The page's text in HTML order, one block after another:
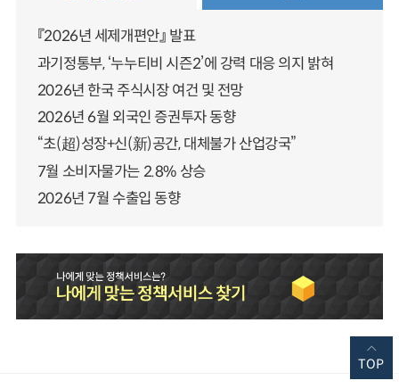
『2026년 세제개편안』 발표
과기정통부, ‘누누티비 시즌2’에 강력 대응 의지 밝혀
2026년 한국 주식시장 여건 및 전망
2026년 6월 외국인 증권투자 동향
“초(超)성장+신(新)공간, 대체불가 산업강국”
7월 소비자물가는 2.8% 상승
2026년 7월 수출입 동향
TOP